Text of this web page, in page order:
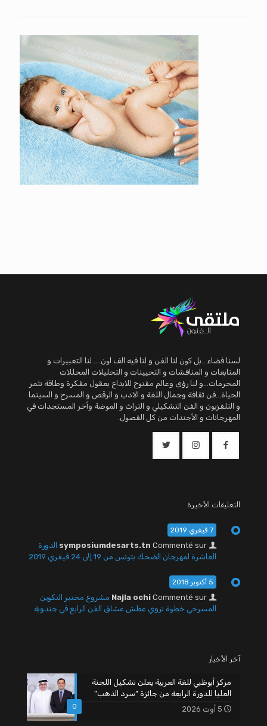
لسنا فضاء...بل كون لنا الفن و لنا فيه الف لون.... لنا التعبيرات و
المتابعات و المناقشات و التحيينات و التحليلات المحللات
المحرمات...و لنا رؤى وعالم مفتوح للابداع بعقول مفكرة وطاقة تثمر
الحياة...فن ثقافة وجمال اللغة و الادب و الرقص و المسرح و السينما
و التلفزيون و الفن التشكيلي و التراث و الموضة وأخر المستجدات في
المهرجانات و الأجندات من كل الفصول.
التعليقات الأخيرة
7 فيفري 2019
symposiumdesarts.tn Commenté sur
الدورة
العاشرة لمهرجان الضحك بتونس من 19 إلى 24 فيفري 2019
5 أكتوبر 2018
Najla ochi Commenté sur
مشروع مختبر التكوين
المسرحي خطوة تروي عطش عشاق الفن الرابع في جندوبة
آخر الأخبار
0
مركز أبوظبي للغة العربية يعلن تشكيل اللجنة
العليا للدورة الرابعة من جائزة “سرد الذهب”
5 أوت 2026